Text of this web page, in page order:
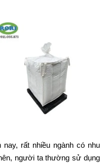
nay, rất nhiều ngành có nhu
người ta thường sử dụng